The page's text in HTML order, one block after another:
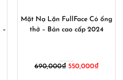
–
Mặt Nạ Lặn FullFace Có ống
thở – Bản cao cấp 2024
690,000₫ Giá
550,000₫Giá